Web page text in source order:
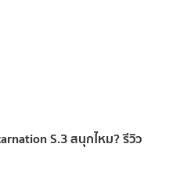
S.3 สนุกไหม? รีวิว